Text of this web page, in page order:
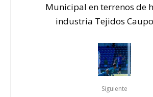
Municipal en terrenos de
industria Tejidos
Siguiente